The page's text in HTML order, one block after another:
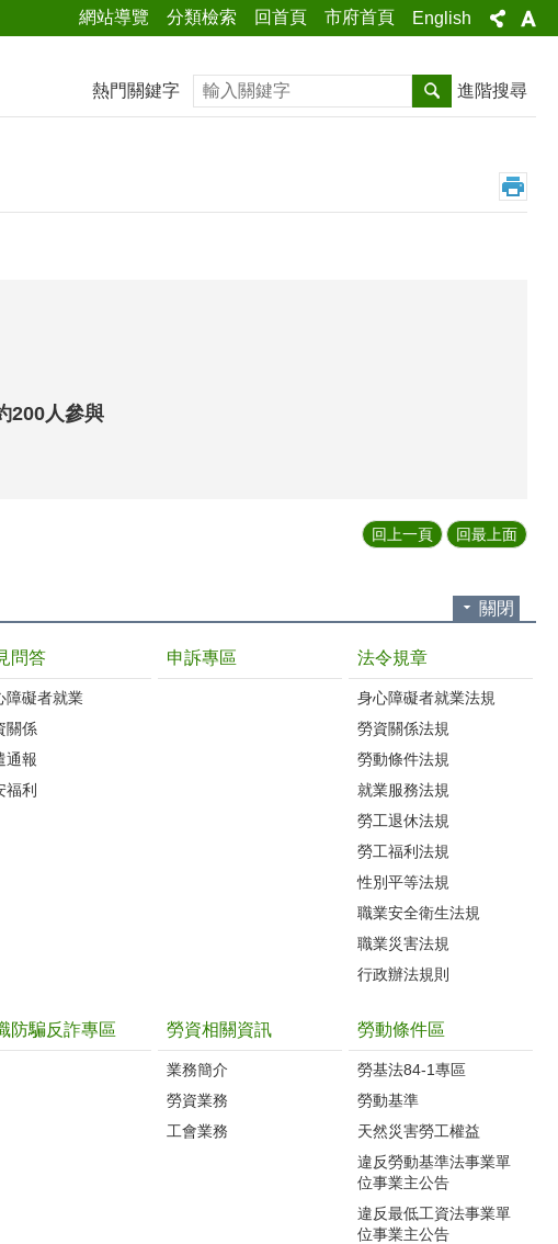
網站導覽 分類檢索 回首頁 市府首頁 English
熱門關鍵字 搜尋 進階搜尋
200人參與
回上一頁 回最上面
關閉
問答
障礙者就業
關係
通報
福利
申訴專區 法令規章
身心障礙者就業法規
勞資關係法規
勞動條件法規
就業服務法規
勞工退休法規
勞工福利法規
性別平等法規
職業安全衛生法規
職業災害法規
行政辦法規則
防騙反詐專區 勞資相關資訊
業務簡介
勞資業務
工會業務
勞動條件區
勞基法84-1專區
勞動基準
天然災害勞工權益
違反勞動基準法事業單
位事業主公告
違反最低工資法事業單
位事業主公告